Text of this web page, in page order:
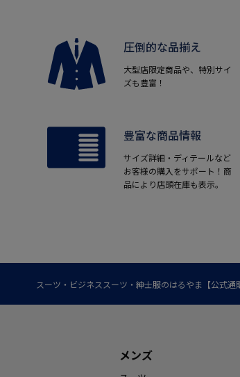
圧倒的な品揃え
大型店限定商品や、特別サイ
ズも豊富！
豊富な商品情報
サイズ詳細・ディテールなど
お客様の購入をサポート！商
品により店頭在庫も表示。
スーツ・ビジネススーツ・紳士服のはるやま【公式通
メンズ